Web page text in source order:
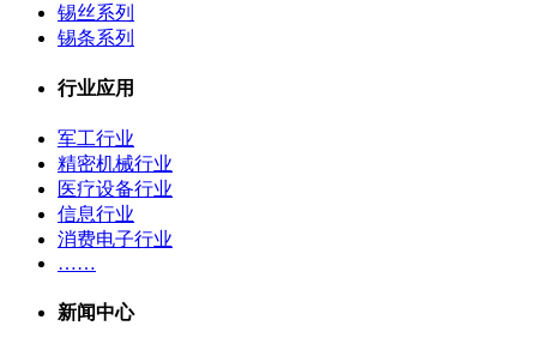
锡丝系列
锡条系列
行业应用
军工行业
精密机械行业
医疗设备行业
信息行业
消费电子行业
……
新闻中心